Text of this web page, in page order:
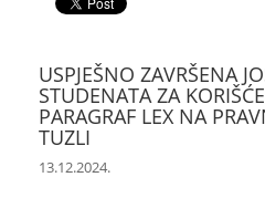
USPJEŠNO ZAVRŠENA
STUDENATA ZA
PARAGRAF LEX NA
TUZLI
13.12.2024.